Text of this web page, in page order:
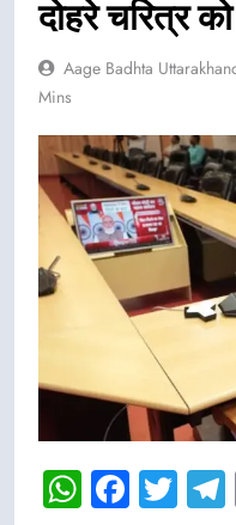
दोहरे चरित्र
Aage Badhta
Mins